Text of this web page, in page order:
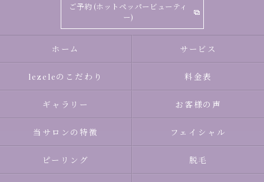
ご予約 (ホットペッパービューティ
ー)
ホーム サービス
lezeleのこだわり 料金表
ギャラリー お客様の声
当サロンの特徴 フェイシャル
ピーリング 脱毛